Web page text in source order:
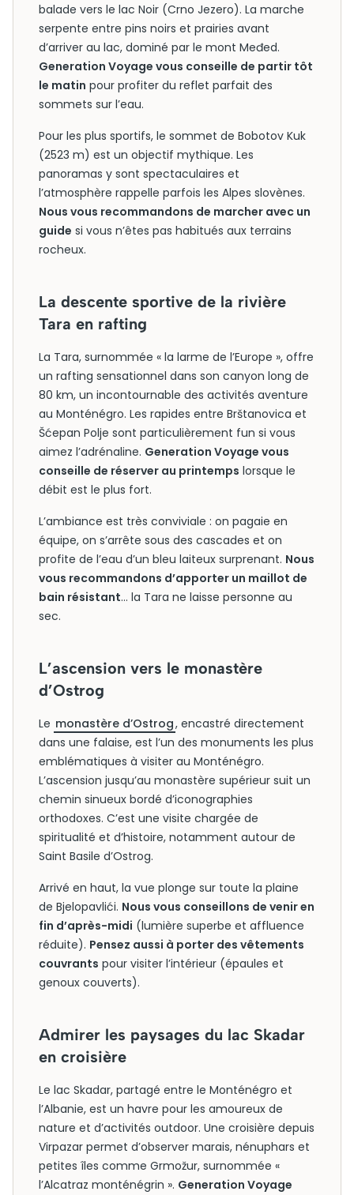
balade vers le lac Noir (Crno Jezero). La marche
serpente entre pins noirs et prairies avant
d’arriver au lac, dominé par le mont Međed.
Generation Voyage vous conseille de partir tôt
le matin pour profiter du reflet parfait des
sommets sur l’eau.
Pour les plus sportifs, le sommet de Bobotov Kuk
(2523 m) est un objectif mythique. Les
panoramas y sont spectaculaires et
l’atmosphère rappelle parfois les Alpes slovènes.
Nous vous recommandons de marcher avec un
guide si vous n’êtes pas habitués aux terrains
rocheux.
La descente sportive de la rivière
Tara en rafting
La Tara, surnommée « la larme de l’Europe », offre
un rafting sensationnel dans son canyon long de
80 km, un incontournable des activités aventure
au Monténégro. Les rapides entre Brštanovica et
Šćepan Polje sont particulièrement fun si vous
aimez l’adrénaline. Generation Voyage vous
conseille de réserver au printemps lorsque le
débit est le plus fort.
L’ambiance est très conviviale : on pagaie en
équipe, on s’arrête sous des cascades et on
profite de l’eau d’un bleu laiteux surprenant. Nous
vous recommandons d’apporter un maillot de
bain résistant… la Tara ne laisse personne au
sec.
L’ascension vers le monastère
d’Ostrog
Le monastère d’Ostrog, encastré directement
dans une falaise, est l’un des monuments les plus
emblématiques à visiter au Monténégro.
L’ascension jusqu’au monastère supérieur suit un
chemin sinueux bordé d’iconographies
orthodoxes. C’est une visite chargée de
spiritualité et d’histoire, notamment autour de
Saint Basile d’Ostrog.
Arrivé en haut, la vue plonge sur toute la plaine
de Bjelopavlići. Nous vous conseillons de venir en
fin d’après-midi (lumière superbe et affluence
réduite). Pensez aussi à porter des vêtements
couvrants pour visiter l’intérieur (épaules et
genoux couverts).
Admirer les paysages du lac Skadar
en croisière
Le lac Skadar, partagé entre le Monténégro et
l’Albanie, est un havre pour les amoureux de
nature et d’activités outdoor. Une croisière depuis
Virpazar permet d’observer marais, nénuphars et
petites îles comme Grmožur, surnommée «
l’Alcatraz monténégrin ». Generation Voyage